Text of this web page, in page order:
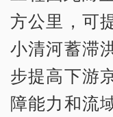
方公里，可
小清河蓄滞
步提高下游
障能力和流